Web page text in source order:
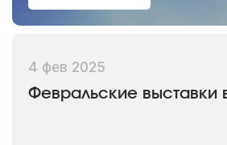
4 фев 2025
Февральские